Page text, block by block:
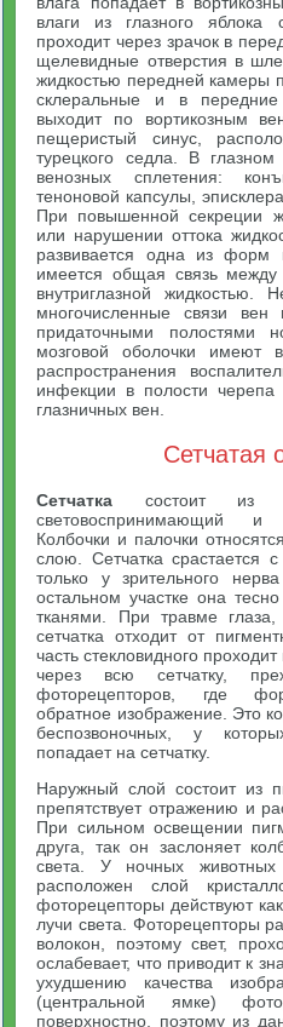
влаги из глазного яблока
проходит через зрачок в
щелевидные отверстия в
жидкостью передней камеры
склеральные и в
выходит по вортикозным
пещеристый синус,
турецкого седла. В
венозных сплетения:
теноновой капсулы,
При повышенной секреции
или нарушении оттока
развивается одна из форм
имеется общая связь между
внутриглазной жидкостью.
многочисленные связи
придаточными полостями
мозговой оболочки имеют
распространения
инфекции в полости черепа
глазничных вен.
Сетчатая
Сетчатка состоит из
световоспринимающий и
Колбочки и палочки
слою. Сетчатка срастается
только у зрительного
остальном участке она
тканями. При травме
сетчатка отходит от
часть стекловидного
через всю сетчатку,
фоторецепторов, где
обратное изображение. Это
беспозвоночных, у
попадает на сетчатку.
Наружный слой состоит из
препятствует отражению и
При сильном освещении
друга, так он заслоняет
света. У ночных
расположен слой
фоторецепторы действуют
лучи света. Фоторецепторы
волокон, поэтому свет,
ослабевает, что приводит к
ухудшению качества
(центральной ямке)
поверхностно, поэтому из